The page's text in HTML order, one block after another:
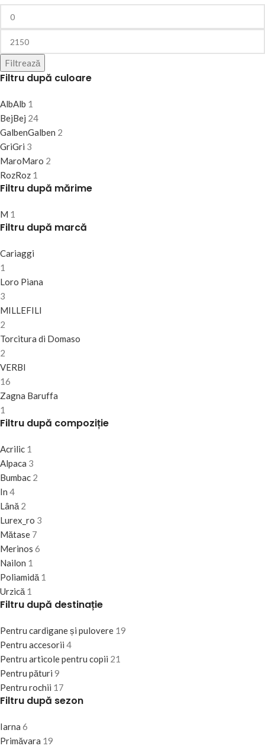
Filtrează
Filtru după culoare
AlbAlb 1
BejBej 24
GalbenGalben 2
GriGri 3
MaroMaro 2
RozRoz 1
Filtru după mărime
M 1
Filtru după marcă
Cariaggi
1
Loro Piana
3
MILLEFILI
2
Torcitura di Domaso
2
VERBI
16
Zagna Baruffa
1
Filtru după compoziție
Acrilic 1
Alpaca 3
Bumbac 2
In 4
Lână 2
Lurex_ro 3
Mătase 7
Merinos 6
Nailon 1
Poliamidă 1
Urzică 1
Filtru după destinație
Pentru cardigane și pulovere 19
Pentru accesorii 4
Pentru articole pentru copii 21
Pentru pături 9
Pentru rochii 17
Filtru după sezon
Iarna 6
Primăvara 19